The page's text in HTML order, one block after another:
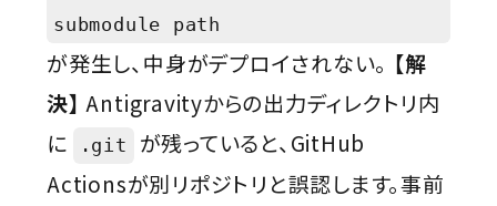
submodule path
が発生し、中身がデプロイされない。 【解
決】 Antigravityからの出力ディレクトリ内
に
.git
が残っていると、GitHub
Actionsが別リポジトリと誤認します。事前